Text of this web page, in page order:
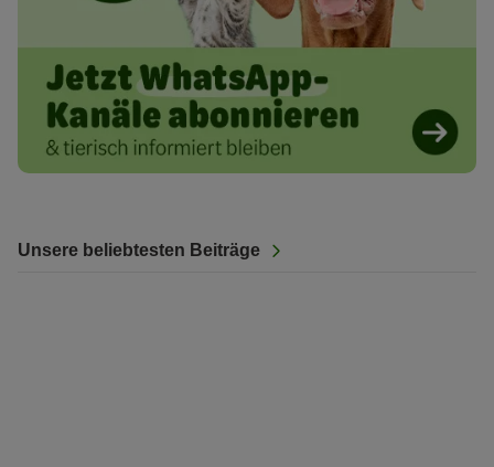
Unsere beliebtesten Beiträge